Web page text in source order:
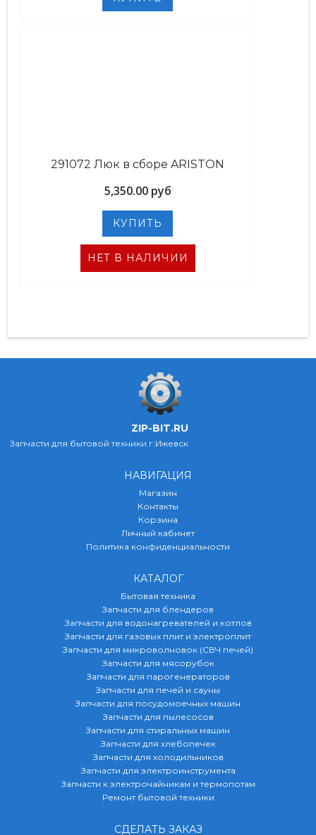
291072 Люк в сборе ARISTON
5,350.00 руб
НЕТ В НАЛИЧИИ
ZIP-BIT.RU
Запчасти для бытовой техники г.Ижевск
НАВИГАЦИЯ
Магазин
Контакты
Корзина
Личный кабинет
Политика конфиденциальности
КАТАЛОГ
Бытовая техника
Запчасти для блендеров
Запчасти для водонагревателей и котлов
Запчасти для газовых плит и электроплит
Запчасти для микроволновок (СВЧ печей)
Запчасти для мясорубок
Запчасти для парогенераторов
Запчасти для печей и сауны
Запчасти для посудомоечных машин
Запчасти для пылесосов
Запчасти для стиральных машин
Запчасти для хлебопечек
Запчасти для холодильников
Запчасти для электроинструмента
Запчасти к электрочайникам и термопотам
Ремонт бытовой техники
СДЕЛАТЬ ЗАКАЗ